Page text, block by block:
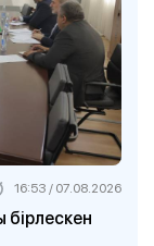
16:53 / 07.08.2026